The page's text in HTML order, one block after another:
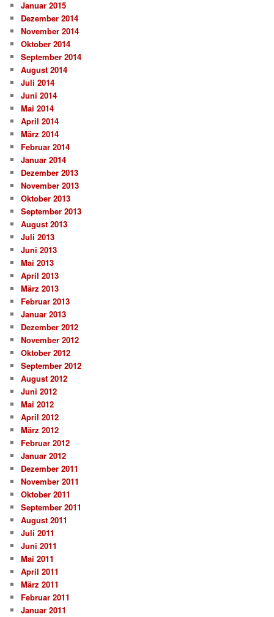
Januar 2015
Dezember 2014
November 2014
Oktober 2014
September 2014
August 2014
Juli 2014
Juni 2014
Mai 2014
April 2014
März 2014
Februar 2014
Januar 2014
Dezember 2013
November 2013
Oktober 2013
September 2013
August 2013
Juli 2013
Juni 2013
Mai 2013
April 2013
März 2013
Februar 2013
Januar 2013
Dezember 2012
November 2012
Oktober 2012
September 2012
August 2012
Juni 2012
Mai 2012
April 2012
März 2012
Februar 2012
Januar 2012
Dezember 2011
November 2011
Oktober 2011
September 2011
August 2011
Juli 2011
Juni 2011
Mai 2011
April 2011
März 2011
Februar 2011
Januar 2011